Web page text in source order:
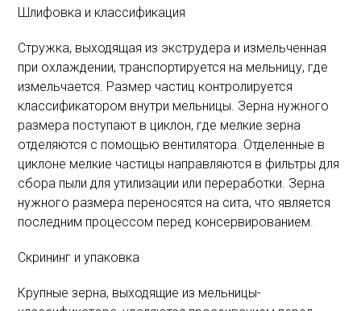
Шлифовка и классификация
Стружка, выходящая из экструдера и измельченная
при охлаждении, транспортируется на мельницу, где
измельчается. Размер частиц контролируется
классификатором внутри мельницы. Зерна нужного
размера поступают в циклон, где мелкие зерна
отделяются с помощью вентилятора. Отделенные в
циклоне мелкие частицы направляются в фильтры для
сбора пыли для утилизации или переработки. Зерна
нужного размера переносятся на сита, что является
последним процессом перед консервированием.
Скрининг и упаковка
Крупные зерна, выходящие из мельницы-